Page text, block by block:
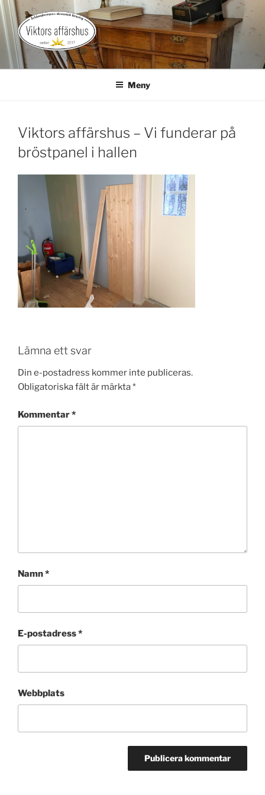
Hoppa
till
innehåll
VIKTORS AFFÄRSHUS
Gårdsbutik med landsbygdspuls
Meny
Viktors affärshus – Vi funderar på
bröstpanel i hallen
Lämna ett svar
Din e-postadress kommer inte publiceras.
Obligatoriska fält är märkta*
Kommentar*
Namn*
E-postadress*
Webbplats